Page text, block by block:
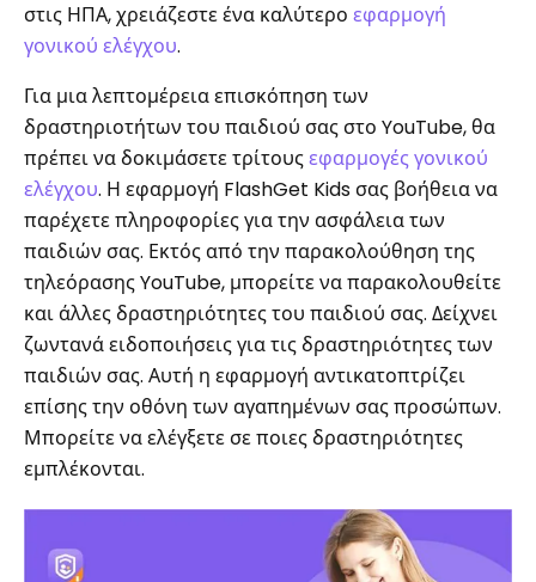
στις ΗΠΑ, χρειάζεστε ένα καλύτερο εφαρμογή
γονικού ελέγχου.
Για μια λεπτομέρεια επισκόπηση των
δραστηριοτήτων του παιδιού σας στο YouTube, θα
πρέπει να δοκιμάσετε τρίτουςεφαρμογές γονικού
ελέγχου. Η εφαρμογή FlashGet Kids σας βοήθεια να
παρέχετε πληροφορίες για την ασφάλεια των
παιδιών σας. Εκτός από την παρακολούθηση της
τηλεόρασης YouTube, μπορείτε να παρακολουθείτε
και άλλες δραστηριότητες του παιδιού σας. Δείχνει
ζωντανά ειδοποιήσεις για τις δραστηριότητες των
παιδιών σας. Αυτή η εφαρμογή αντικατοπτρίζει
επίσης την οθόνη των αγαπημένων σας προσώπων.
Μπορείτε να ελέγξετε σε ποιες δραστηριότητες
εμπλέκονται.